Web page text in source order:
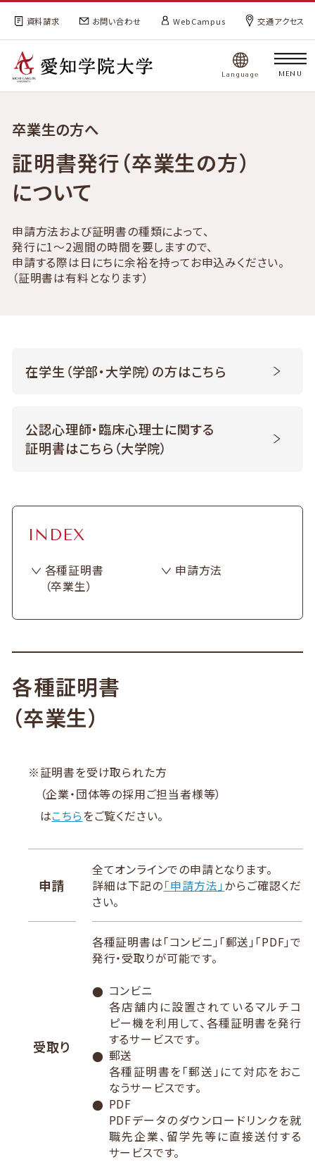
資料請求 お問い合わせ WebCampus 交通アクセス
Language MENU
卒業生の方へ
証明書発行（卒業生の方）
について
申請方法および証明書の種類によって、
発行に1～2週間の時間を要しますので、
申請する際は日にちに余裕を持ってお申込みください。
（証明書は有料となります）
在学生（学部・大学院）の方はこちら
公認心理師・臨床心理士に関する
証明書はこちら（大学院）
INDEX
各種証明書
（卒業生）
申請方法
各種証明書
（卒業生）
※証明書を受け取られた方
（企業・団体等の採用ご担当者様等）
はこちらをご覧ください。
申請
全てオンラインでの申請となります。
詳細は下記の「申請方法」からご確認くだ
さい。
受取り
各種証明書は「コンビニ」「郵送」「PDF」で
発行・受取りが可能です。
コンビニ
各店舗内に設置されているマルチコ
ピー機を利用して、各種証明書を発行
するサービスです。
郵送
各種証明書を「郵送」にて対応をおこ
なうサービスです。
PDF
PDFデータのダウンロードリンクを就
職先企業、留学先等に直接送付する
サービスです。